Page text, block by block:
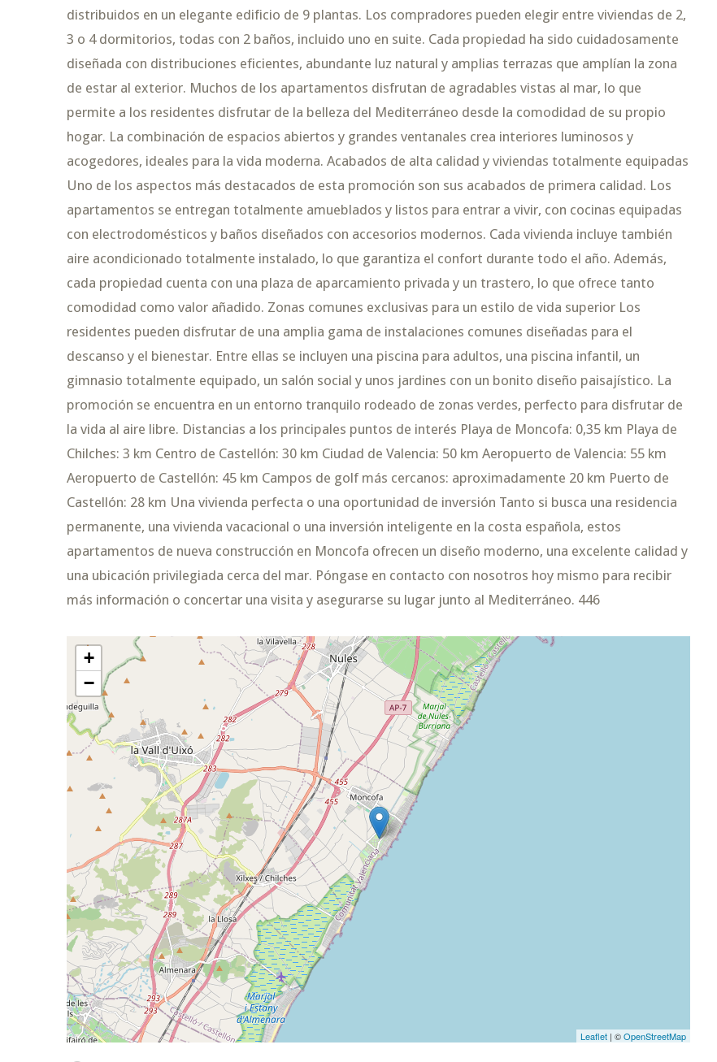
distribuidos en un elegante edificio de 9 plantas. Los compradores pueden elegir entre viviendas de 2,
3 o 4 dormitorios, todas con 2 baños, incluido uno en suite. Cada propiedad ha sido cuidadosamente
diseñada con distribuciones eficientes, abundante luz natural y amplias terrazas que amplían la zona
de estar al exterior. Muchos de los apartamentos disfrutan de agradables vistas al mar, lo que
permite a los residentes disfrutar de la belleza del Mediterráneo desde la comodidad de su propio
hogar. La combinación de espacios abiertos y grandes ventanales crea interiores luminosos y
acogedores, ideales para la vida moderna. Acabados de alta calidad y viviendas totalmente equipadas
Uno de los aspectos más destacados de esta promoción son sus acabados de primera calidad. Los
apartamentos se entregan totalmente amueblados y listos para entrar a vivir, con cocinas equipadas
con electrodomésticos y baños diseñados con accesorios modernos. Cada vivienda incluye también
aire acondicionado totalmente instalado, lo que garantiza el confort durante todo el año. Además,
cada propiedad cuenta con una plaza de aparcamiento privada y un trastero, lo que ofrece tanto
comodidad como valor añadido. Zonas comunes exclusivas para un estilo de vida superior Los
residentes pueden disfrutar de una amplia gama de instalaciones comunes diseñadas para el
descanso y el bienestar. Entre ellas se incluyen una piscina para adultos, una piscina infantil, un
gimnasio totalmente equipado, un salón social y unos jardines con un bonito diseño paisajístico. La
promoción se encuentra en un entorno tranquilo rodeado de zonas verdes, perfecto para disfrutar de
la vida al aire libre. Distancias a los principales puntos de interés Playa de Moncofa: 0,35 km Playa de
Chilches: 3 km Centro de Castellón: 30 km Ciudad de Valencia: 50 km Aeropuerto de Valencia: 55 km
Aeropuerto de Castellón: 45 km Campos de golf más cercanos: aproximadamente 20 km Puerto de
Castellón: 28 km Una vivienda perfecta o una oportunidad de inversión Tanto si busca una residencia
permanente, una vivienda vacacional o una inversión inteligente en la costa española, estos
apartamentos de nueva construcción en Moncofa ofrecen un diseño moderno, una excelente calidad y
una ubicación privilegiada cerca del mar. Póngase en contacto con nosotros hoy mismo para recibir
más información o concertar una visita y asegurarse su lugar junto al Mediterráneo. 446
+
−
Leaflet | ©OpenStreetMap